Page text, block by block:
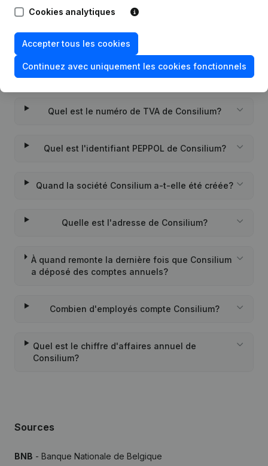
Succursale, etc...)
Questions fréquemment posées
Quel est le numéro de TVA de Consilium?
Quel est l'identifiant PEPPOL de Consilium?
Quand la société Consilium a-t-elle été créée?
Quelle est l'adresse de Consilium?
À quand remonte la dernière fois que Consilium
a déposé des comptes annuels?
Combien d'employés compte Consilium?
Quel est le chiffre d'affaires annuel de
Consilium?
Sources
BNB - Banque Nationale de Belgique
Cookies analytiques
Accepter tous les cookies
Continuez avec uniquement les cookies fonctionnels